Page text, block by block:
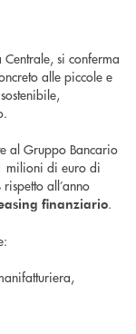
si conferma
alle piccole e
al Gruppo Bancario
milioni di euro di
all’anno
finanziario.